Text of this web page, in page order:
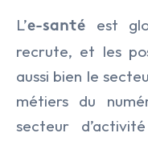
L’e-santé
est
recrute, et les
aussi bien le
métiers du
secteur